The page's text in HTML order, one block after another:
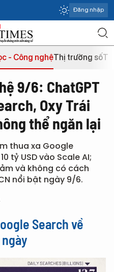
Đăng nhập
- Công nghệThị trường số
9/6: ChatGPT
Oxy Trái
thể ngăn lại
thua xa Google
tỷ USD vào Scale AI;
và không có cách
nổi bật ngày 9/6.
Search về